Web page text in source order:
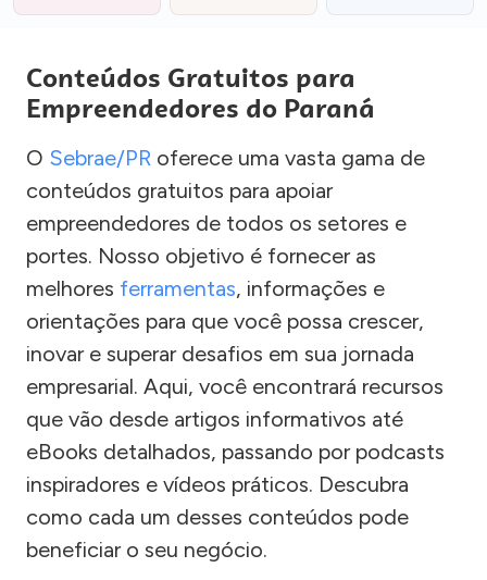
Conteúdos Gratuitos para
Empreendedores do Paraná
O Sebrae/PR oferece uma vasta gama de
conteúdos gratuitos para apoiar
empreendedores de todos os setores e
portes. Nosso objetivo é fornecer as
melhores ferramentas, informações e
orientações para que você possa crescer,
inovar e superar desafios em sua jornada
empresarial. Aqui, você encontrará recursos
que vão desde artigos informativos até
eBooks detalhados, passando por podcasts
inspiradores e vídeos práticos. Descubra
como cada um desses conteúdos pode
beneficiar o seu negócio.